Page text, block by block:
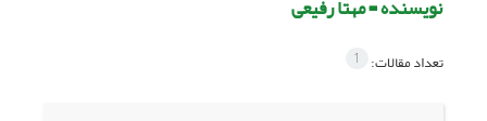
نویسنده =مهتا رفیعی
تعداد مقالات: 1